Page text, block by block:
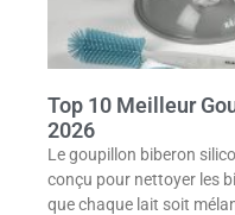
Top 10 Meilleur
2026
Le goupillon biberon
conçu pour nettoyer les
que chaque lait soit